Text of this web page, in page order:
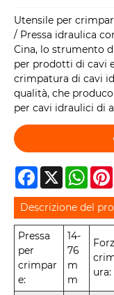
Utensile per
/ Pressa idraulica
Cina, lo strumento
per prodotti di cavi
crimpatura di cavi
qualità, che
per cavi idraulici di
Facebook
X
Descrizione del
Pressa
per
crimpar
e:
14-
76
m
m
ura: